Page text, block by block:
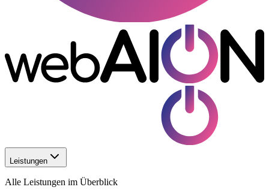
Leistungen
Alle Leistungen im Überblick